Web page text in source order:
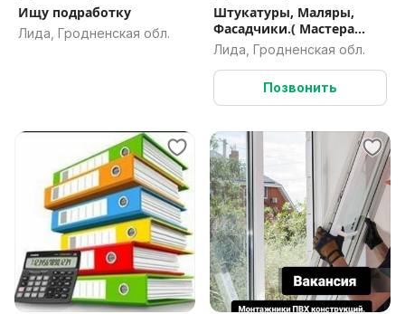
Ищу подработку
Лида, Гродненская обл.
Штукатуры, Маляры,
Фасадчики.( Мастера
универсалы)
Лида, Гродненская обл.
Позвонить